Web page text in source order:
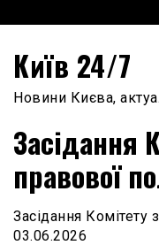
to
Київ 24/7
Новини Києва,
Засідання
правової
Засідання Комітету
03.06.2026